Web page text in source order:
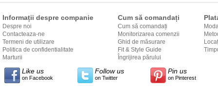
Informații despre companie
Despre noi
Contacteaza-ne
Termeni de utilizare
Politica de confidentialitate
Marturii
Cum să comandați
Cum să comandați
Monitorizarea comenzii
Ghid de măsurare
Fit & Style Guide
Îngrijirea părului
către
Like us
on Facebook
Follow us
on Twitter
Pin us
on Pinterest